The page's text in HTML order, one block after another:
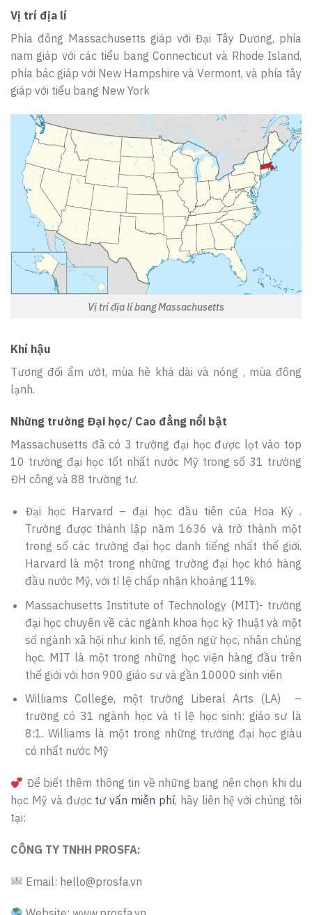
Vị trí địa lí
Phía đông Massachusetts giáp với Đại Tây Dương, phía
nam giáp với các tiểu bang Connecticut và Rhode Island,
phía bác giáp với New Hampshire và Vermont, và phía tây
giáp với tiểu bang New York
Vị trí địa lí bang Massachusetts
Khí hậu
Tương đối ẩm ướt, mùa hè khá dài và nóng , mùa đông
lạnh.
Những trường Đại học/ Cao đẳng nổi bật
Massachusetts đã có 3 trường đại học được lọt vào top
10 trường đại học tốt nhất nước Mỹ trong số 31 trường
ĐH công và 88 trường tư.
Đại học Harvard – đại học đầu tiên của Hoa Kỳ .
Trường được thành lập năm 1636 và trở thành một
trong số các trường đại học danh tiếng nhất thế giới.
Harvard là một trong những trường đại học khó hàng
đầu nước Mỹ, với tỉ lệ chấp nhận khoảng 11%.
Massachusetts Institute of Technology (MIT)- trường
đại học chuyên về các ngành khoa học kỹ thuật và một
số ngành xã hội như kinh tế, ngôn ngữ học, nhân chủng
học. MIT là một trong những học viện hàng đầu trên
thế giới với hơn 900 giáo sư và gần 10000 sinh viên
Williams College, một trường Liberal Arts (LA)
–
trường có 31 ngành học và tỉ lệ học sinh: giáo sư là
8:1. Williams là một trong những trường đại học giàu
có nhất nước Mỹ
Để biết thêm thông tin về những bang nên chọn khi du
học Mỹ và được tư vấn miễn phí, hãy liên hệ với chúng tôi
tại:
CÔNG TY TNHH PROSFA:
Email: hello@prosfa.vn